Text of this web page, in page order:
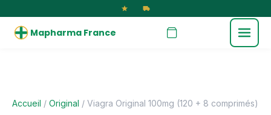
Mapharma France
Accueil / Original / Viagra Original 100mg (120 + 8 comprimés)